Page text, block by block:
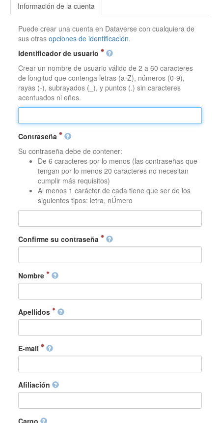
Información de la cuenta
Puede crear una cuenta en Dataverse con cualquiera de
sus otrasopciones de identificación.
Identificador de usuario
Crear un nombre de usuario válido de 2 a 60 caracteres
de longitud que contenga letras (a-Z), números (0-9),
rayas (-), subrayados (_), y puntos (.) sin caracteres
acentuados ni eñes.
Contraseña
Su contraseña debe de contener:
De 6 caracteres por lo menos (las contraseñas que
tengan por lo menos 20 caracteres no necesitan
cumplir más requisitos)
Al menos 1 carácter de cada tiene que ser de los
siguientes tipos: letra, nÚmero
Confirme su contraseña
Nombre
Apellidos
E-mail
Afiliación
Cargo